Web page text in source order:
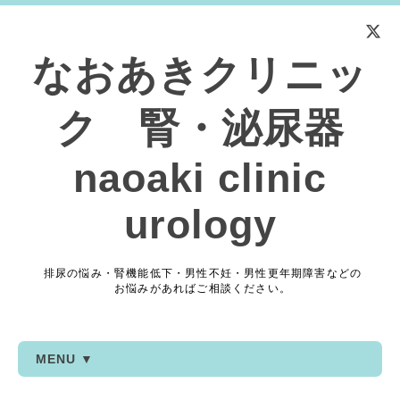
なおあきクリニッ
ク 腎・泌尿器
naoaki clinic
urology
排尿の悩み・腎機能低下・男性不妊・男性更年期障害などの
お悩みがあればご相談ください。
MENU ▼